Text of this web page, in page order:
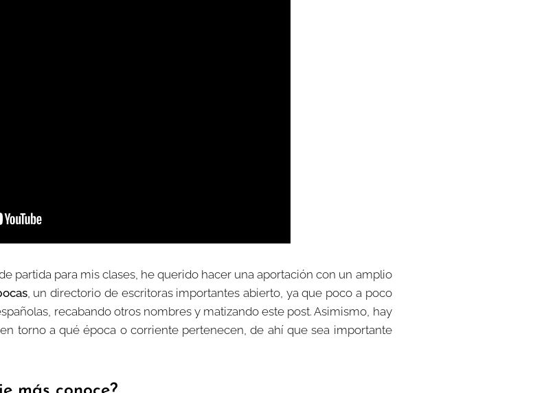
partida para mis clases, he querido hacer una aportación con un amplio
, un directorio de escritoras importantes abierto, ya que poco a poco
recabando otros nombres y matizando este post. Asimismo, hay
torno a qué época o corriente pertenecen, de ahí que sea importante